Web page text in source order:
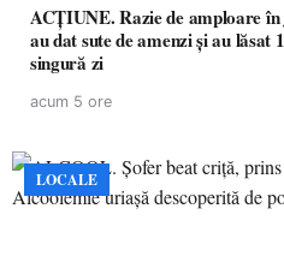
ACȚIUNE. Razie de amploare
au dat sute de amenzi și au
singură zi
acum 5 ore
LOCALE